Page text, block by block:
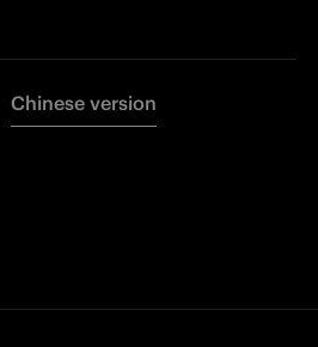
Chinese version